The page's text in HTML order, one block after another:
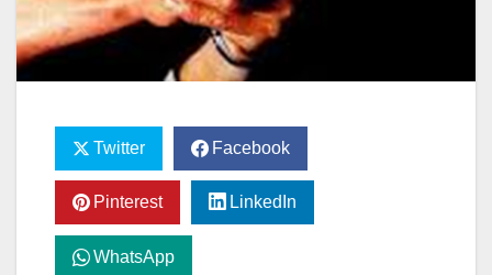
Twitter Facebook
Pinterest LinkedIn
WhatsApp